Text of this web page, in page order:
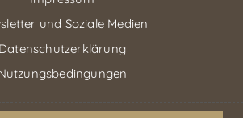
und Soziale Medien
Datenschutzerklärung